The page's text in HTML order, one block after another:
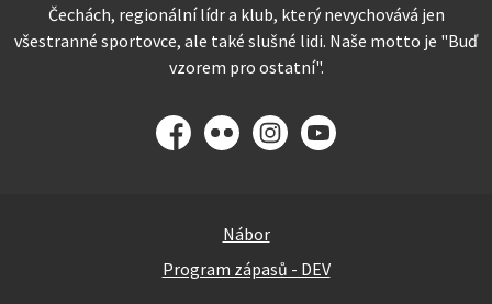
Čechách, regionální lídr a klub, který nevychovává jen
všestranné sportovce, ale také slušné lidi. Naše motto je "Buď
vzorem pro ostatní".
Facebook
Flickr Instagram
YouTube
Nábor
Program zápasů - DEV